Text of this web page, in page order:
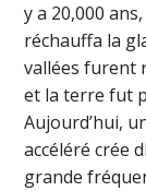
y a 20,000
réchauffa la
vallées furent
et la terre fut
Aujourd’hui,
accéléré crée
grande